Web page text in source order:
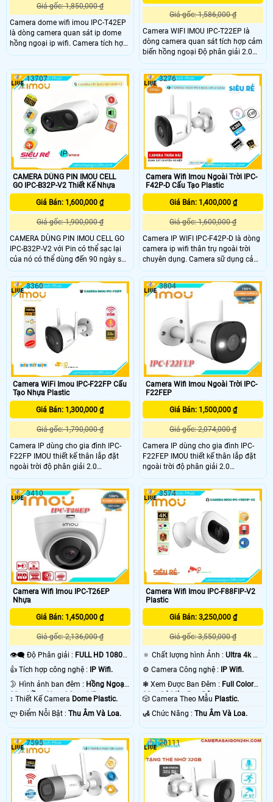
Giá gốc: 1,850,000 ₫
Camera dome wifi imou IPC-T42EP
là dòng camera quan sát ip dome
hồng ngoại ip wifi. Camera tích hợp
cảm biến hồng ngoại Độ phân giải
1/2. 8”, 25/30fps@4
Giá gốc: 1,586,000 ₫
Camera WIFI IMOU IPC-T22EP là
dòng camera quan sát tích hợp cảm
biến hồng ngoại Độ phân giải 2.0
MP cảm biến CMOS kích thước 1/2.
8”,
25/30fps@4.0M(1920X1080),Chuẩn
nén H
CAMERA DÙNG PIN IMOU CELL
GO IPC-B32P-V2 Thiết Kế Nhựa
Giá Bán: 1,600,000 ₫
Giá gốc: 1,900,000 ₫
CAMERA DÙNG PIN IMOU CELL GO
IPC-B32P-V2 với Pin có thể sạc lại
của nó có thể dùng đến 90 ngày sau
một lần sạc. Công nghệ phát hiện
người cho phép máy ảnh phát hiện
hình dạng cơ thể một cách thông
minh. Cung cấp khả năng giám sát
trực tiếp 2K để xem rõ những gì
đang xảy ra trong và xung quanh
nhà bạn
13707
Camera Wifi Imou Ngoài Trời IPC-
F42P-D Cấu Tạo Plastic
Giá Bán: 1,400,000 ₫
Giá gốc: 1,600,000 ₫
Camera IP WIFI IPC-F42P-D là dòng
camera ip wifi thân trụ ngoài trời
chuyên dụng. Camera sữ dụng cảm
biến hinh ảnh Độ phân giải 4.0MP
cảm biến 1/2. 7” Sony NIR,
25/30fps@4
3276
Camera WiFi Imou IPC-F22FP Cấu
Tạo Nhựa Plastic
Giá Bán: 1,300,000 ₫
Giá gốc: 1,790,000 ₫
Camera IP dùng cho gia đình IPC-
F22FP IMOU thiết kế thân lắp đặt
ngoài trời độ phân giải 2.0
megapixel, Tầm quan sát xa 30m
với công nghệ hồng ngoại thông
minh cùng các tính năng thông
minh khác làm tăng khả năng quan
3360
Camera Wifi Imou Ngoài Trời IPC-
F22FEP
Giá Bán: 1,500,000 ₫
Giá gốc: 2,074,000 ₫
Camera IP dùng cho gia đình IPC-
F22FEP IMOU thiết kế thân lắp đặt
ngoài trời độ phân giải 2.0
megapixel. Tầm quan sát xa 30m
với công nghệ hồng ngoại thông
minh cùng các tính năng thông
minh khác, làm tăng khả năng quan
3804
Camera Wifi Imou IPC-T26EP
Nhựa
Giá Bán: 1,450,000 ₫
Giá gốc: 2,136,000 ₫
👁️‍🗨 Độ Phân giải : FULL HD 1080P
👍 Tích hợp công nghệ :
IP Wifi.
🌛 Hình ảnh ban đêm : Hồng Ngoại
30m Hồng Ngoại Smart IR.
↕️ Thiết Kế Camera Dome Plastic.
️ლ Điểm Nỗi Bật : Thu Âm Và Loa.
3410
Camera Wifi Imou IPC-F88FIP-V2
Plastic
Giá Bán: 3,250,000 ₫
Giá gốc: 3,550,000 ₫
🔅 Chất lượng hình Ảnh :Ultra 4k 👍🏾
.
⚙ Camera Công nghệ :
IP Wifi.
❃ Xem Được Ban Đêm : Full Color
20m Có Màu Ban Ðêm.
🎲 Camera Theo Mẫu Plastic.
️🛃 Chức Năng :Thu Âm Và Loa.
3574
7595 20111